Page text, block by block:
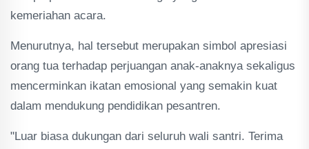
kemeriahan acara.
Menurutnya, hal tersebut merupakan simbol apresiasi
orang tua terhadap perjuangan anak-anaknya sekaligus
mencerminkan ikatan emosional yang semakin kuat
dalam mendukung pendidikan pesantren.
"Luar biasa dukungan dari seluruh wali santri. Terima